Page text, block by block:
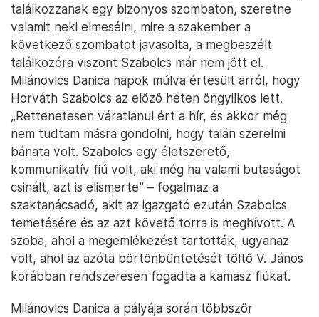
találkozzanak egy bizonyos szombaton, szeretne
valamit neki elmesélni, mire a szakember a
következő szombatot javasolta, a megbeszélt
találkozóra viszont Szabolcs már nem jött el.
Milánovics Danica napok múlva értesült arról, hogy
Horváth Szabolcs az előző héten öngyilkos lett.
„Rettenetesen váratlanul ért a hír, és akkor még
nem tudtam másra gondolni, hogy talán szerelmi
bánata volt. Szabolcs egy életszerető,
kommunikatív fiú volt, aki még ha valami butaságot
csinált, azt is elismerte” – fogalmaz a
szaktanácsadó, akit az igazgató ezután Szabolcs
temetésére és az azt követő torra is meghívott. A
szoba, ahol a megemlékezést tartották, ugyanaz
volt, ahol az azóta börtönbüntetését töltő V. János
korábban rendszeresen fogadta a kamasz fiúkat.
Milánovics Danica a pályája során többször